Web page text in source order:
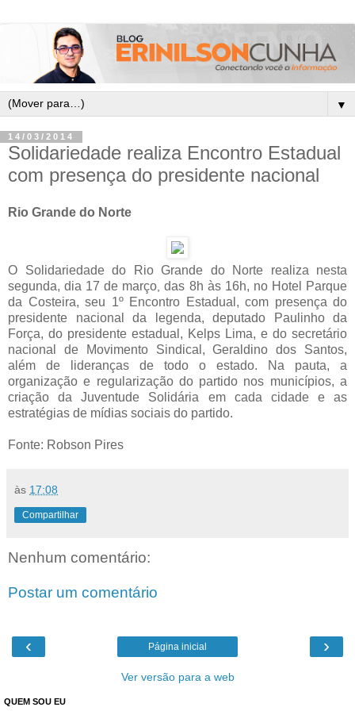
▼
14/03/2014
Solidariedade realiza Encontro Estadual
com presença do presidente nacional
Rio Grande do Norte
O Solidariedade do Rio Grande do Norte realiza nesta
segunda, dia 17 de março, das 8h às 16h, no Hotel Parque
da Costeira, seu 1º Encontro Estadual, com presença do
presidente nacional da legenda, deputado Paulinho da
Força, do presidente estadual, Kelps Lima, e do secretário
nacional de Movimento Sindical, Geraldino dos Santos,
além de lideranças de todo o estado. Na pauta, a
organização e regularização do partido nos municípios, a
criação da Juventude Solidária em cada cidade e as
estratégias de mídias sociais do partido.
Fonte: Robson Pires
às 17:08
Compartilhar
Nenhum comentário:
Postar um comentário
‹ ›
Página inicial
Ver versão para a web
QUEM SOU EU